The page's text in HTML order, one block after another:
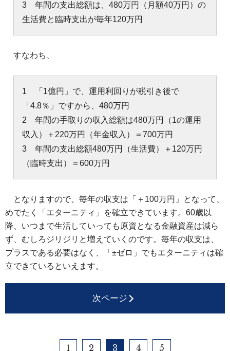
3 年間の支出総額は、480万円（月額40万円）の
生活費と臨時支出が毎年120万円
すなわち、
1 「1億円」で、運用利回りが税引き後で
「4.8％」ですから、480万円
2 年間の手取りの収入総額は480万円（1の運用
収入）＋220万円（年金収入）＝700万円
3 年間の支出総額480万円（生活費）＋120万円
（臨時支出）＝600万円
となりますので、毎年の収支は「＋100万円」となって、
めでたく「エターニティ」を確立できています。60歳以
降、いつまで生活していっても原資となる金融資産は減ら
ず、むしろジリジリと増えていくのです。毎年の収支は、
プラスである必要はなく、「±ゼロ」でもエターニティは確
立できているといえます。
次ページ
1 2 3 4 5